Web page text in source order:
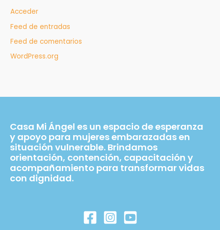
Acceder
Feed de entradas
Feed de comentarios
WordPress.org
Casa Mi Ángel es un espacio de esperanza
y apoyo para mujeres embarazadas en
situación vulnerable. Brindamos
orientación, contención, capacitación y
acompañamiento para transformar vidas
con dignidad.